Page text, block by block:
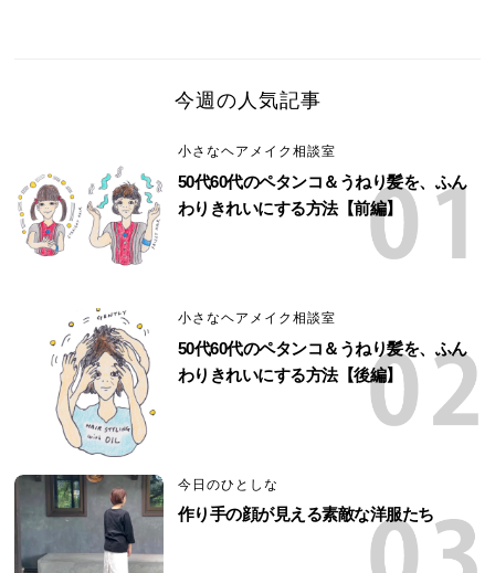
今週の人気記事
小さなヘアメイク相談室
50代60代のペタンコ＆うねり髪を、ふん
わりきれいにする方法【前編】
小さなヘアメイク相談室
50代60代のペタンコ＆うねり髪を、ふん
わりきれいにする方法【後編】
今日のひとしな
作り手の顔が見える素敵な洋服たち